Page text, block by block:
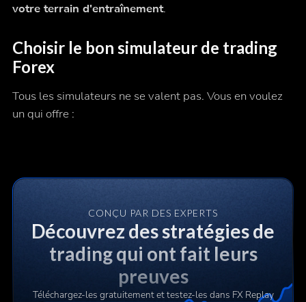
votre terrain d'entraînement.
Choisir le bon simulateur de trading
Forex
Tous les simulateurs ne se valent pas. Vous en voulez
un qui offre :
CONÇU PAR DES EXPERTS
Découvrez des stratégies de
trading qui ont fait leurs
preuves
Téléchargez-les gratuitement et testez-les dans FX Replay